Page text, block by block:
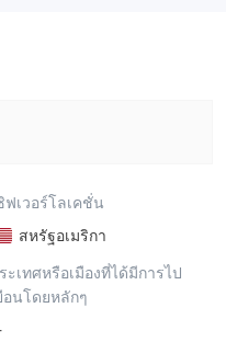
ฟเวอร์โลเคชั่น
สหรัฐอเมริกา
ะเทศหรือเมืองที่ได้มีการไป
อนโดยหลักๆ